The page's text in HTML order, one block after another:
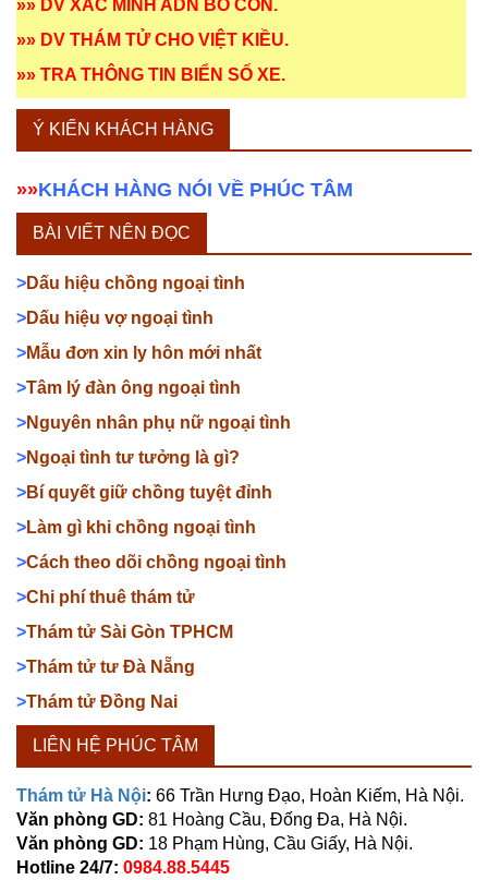
»» DV XÁC MINH ADN BỐ CON .
»» DV THÁM TỬ CHO VIỆT KIỀU.
»» TRA THÔNG TIN BIỂN SỐ XE.
Ý KIẾN KHÁCH HÀNG
»»KHÁCH HÀNG NÓI VỀ PHÚC TÂM
BÀI VIẾT NÊN ĐỌC
>Dấu hiệu chồng ngoại tình
>Dấu hiệu vợ ngoại tình
>Mẫu đơn xin ly hôn mới nhất
>Tâm lý đàn ông ngoại tình
>Nguyên nhân phụ nữ ngoại tình
>Ngoại tình tư tưởng là gì?
>Bí quyết giữ chồng tuyệt đỉnh
>Làm gì khi chồng ngoại tình
>Cách theo dõi chồng ngoại tình
>Chi phí thuê thám tử
>Thám tử Sài Gòn TPHCM
>Thám tử tư Đà Nẵng
>Thám tử Đồng Nai
LIÊN HỆ PHÚC TÂM
Thám tử Hà Nội: 66 Trần Hưng Đạo, Hoàn Kiếm, Hà Nội.
Văn phòng GD: 81 Hoàng Cầu, Đống Đa, Hà Nội.
Văn phòng GD: 18 Phạm Hùng, Cầu Giấy, Hà Nội.
Hotline 24/7: 0984.88.5445